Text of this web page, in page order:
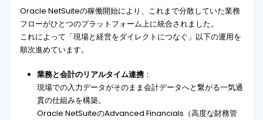
Oracle NetSuiteの稼働開始により、これまで分散していた業務
フローがひとつのプラットフォーム上に統合されました。
これによって「現場と経営をダイレクトにつなぐ」以下の運用を
順次進めています。
業務と会計のリアルタイム連携 ：
現場での入力データがそのまま会計データへと繋がる一気通
貫の仕組みを構築。
Oracle NetSuiteのAdvanced Financials（高度な財務管